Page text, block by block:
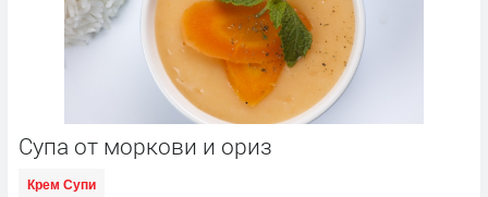
Супа от моркови и ориз
Крем Супи